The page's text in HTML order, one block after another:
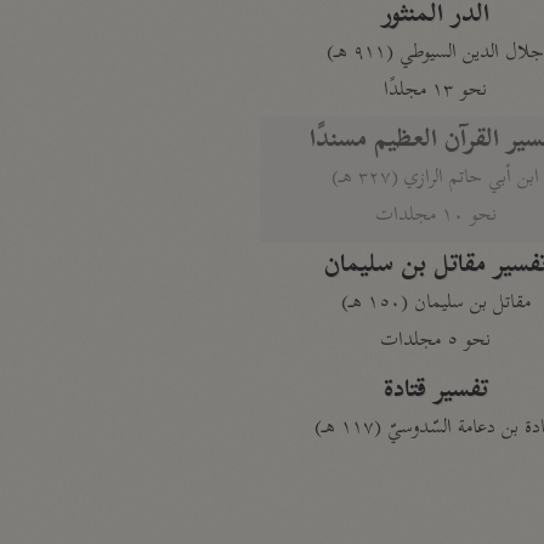
الدر المنثور
جلال الدين السيوطي (٩١١ هـ)
نحو ١٣ مجلدًا
القرآن العظيم مسندًا
ابن أبي حاتم الرازي (٣٢٧ هـ)
نحو ١٠ مجلدات
مقاتل بن سليمان
مقاتل بن سليمان (١٥٠ هـ)
نحو ٥ مجلدات
تفسير قتادة
بن دعامة السّدوسيّ (١١٧ هـ)